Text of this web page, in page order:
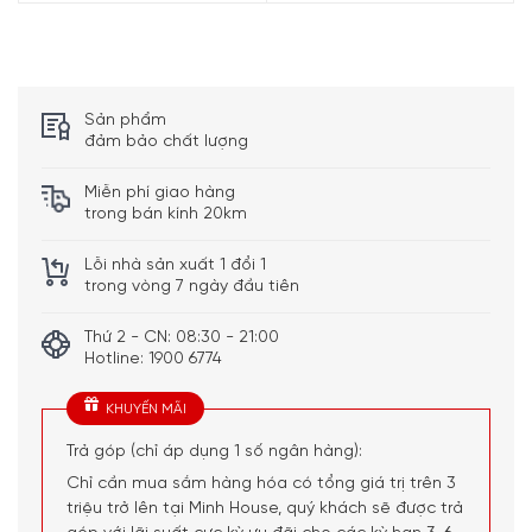
Bếp từ Siemens iQ700 EX877LX67E được trang bị các vùng nấu
Chạm và trượt để kiểm soát toàn bộ – Dual
lightSlider
Bảng điều khiển của bếp từ Siemens iQ700 EX877LX67E
Sản phẩm
đảm bảo chất lượng
Miễn phí giao hàng
trong bán kính 20km
Lỗi nhà sản xuất 1 đổi 1
trong vòng 7 ngày đầu tiên
Thứ 2 - CN: 08:30 - 21:00
Hotline: 1900 6774
KHUYẾN MÃI
Trả góp (chỉ áp dụng 1 số ngân hàng):
Chỉ cần mua sắm hàng hóa có tổng giá trị trên 3
triệu trở lên tại Minh House, quý khách sẽ được trả